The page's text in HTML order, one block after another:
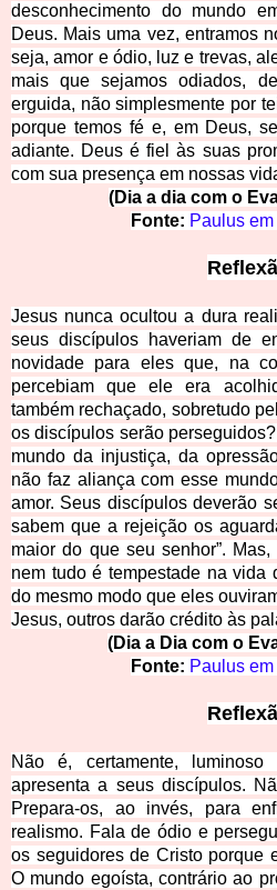
desconhecimento do mundo
Deus. Mais uma vez, entramos
seja, amor e ódio, luz e trevas,
mais que sejamos odiados,
erguida, não simplesmente por
porque temos fé e, em Deus,
adiante. Deus é fiel às suas
com sua presença em nossas
(Dia a dia com o
Fonte: Paulus em
Jesus nunca ocultou a dura
seus discípulos haveriam de
novidade para eles que, na
percebiam que ele era
também rechaçado, sobretudo
os discípulos serão
mundo da injustiça, da
não faz aliança com esse
amor. Seus discípulos deverão
sabem que a rejeição os
maior do que seu senhor”.
nem tudo é tempestade na vida
do mesmo modo que eles
Jesus, outros darão crédito às
(Dia a Dia com o
Fonte: Paulus em
Não é, certamente,
apresenta a seus discípulos.
Prepara-os, ao invés, para
realismo. Fala de ódio e
os seguidores de Cristo porque
O mundo egoísta, contrário ao